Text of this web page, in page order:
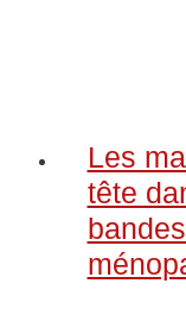
Les
tête